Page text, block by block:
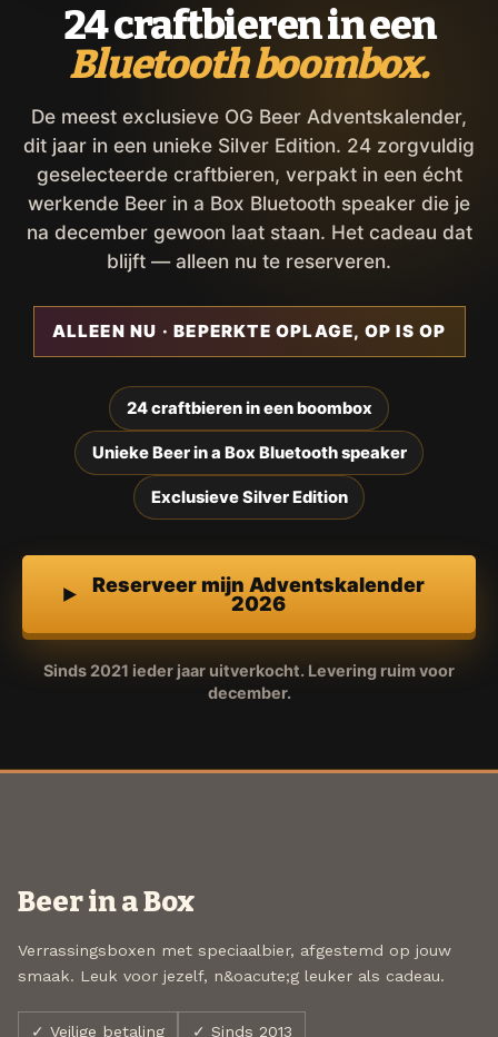
24 craftbieren in een
Bluetooth boombox.
De meest exclusieve OG Beer Adventskalender,
dit jaar in een unieke Silver Edition. 24 zorgvuldig
geselecteerde craftbieren, verpakt in een écht
werkende Beer in a Box Bluetooth speaker die je
na december gewoon laat staan. Het cadeau dat
blijft — alleen nu te reserveren.
ALLEEN NU · BEPERKTE OPLAGE, OP IS OP
24 craftbieren in een boombox
Unieke Beer in a Box Bluetooth speaker
Exclusieve Silver Edition
Reserveer mijn Adventskalender
2026
Sinds 2021 ieder jaar uitverkocht. Levering ruim voor
december.
Beer in a Box
Verrassingsboxen met speciaalbier, afgestemd op jouw
smaak. Leuk voor jezelf, n&oacute;g leuker als cadeau.
✓ Veilige betaling ✓ Sinds 2013